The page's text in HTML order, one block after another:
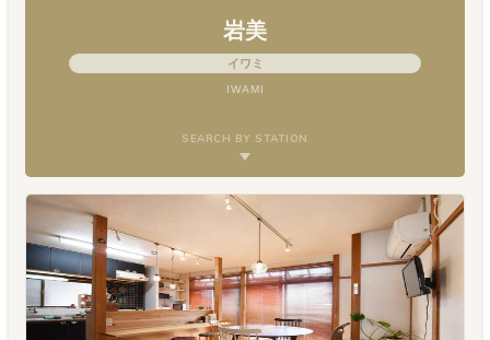
岩美
イワミ
IWAMI
SEARCH BY STATION